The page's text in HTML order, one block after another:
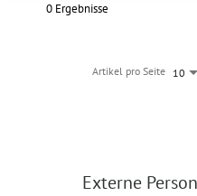
0 Ergebnisse
Artikel pro Seite 10
Externe